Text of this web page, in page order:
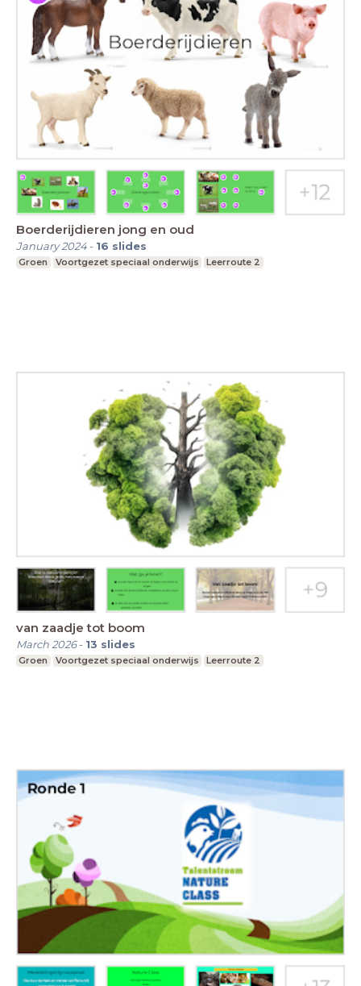
Boerderijdieren jong en oud
January 2024- 16 slides
Groen Voortgezet speciaal onderwijs Leerroute 2
van zaadje tot boom
March 2026- 13 slides
Groen Voortgezet speciaal onderwijs Leerroute 2